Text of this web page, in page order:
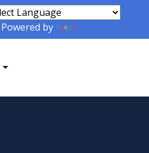
Powered by